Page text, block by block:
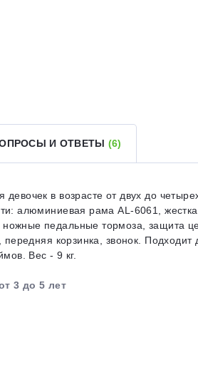
И ОТВЕТЫ (6)
в возрасте от двух до
алюминиевая рама AL-6061,
педальные тормоза, защита
корзинка, звонок. Подходит
Вес - 9 кг.
3 до 5 лет